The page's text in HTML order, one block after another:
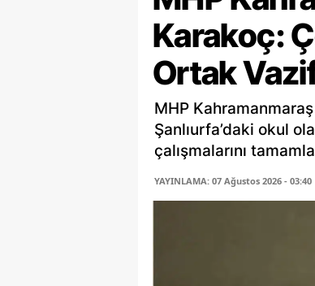
Karakoç:
Ortak
MHP
Şanlıurfa’daki okul
çalışmalarını
YAYINLAMA: 07 Ağustos 2026 - 03:40